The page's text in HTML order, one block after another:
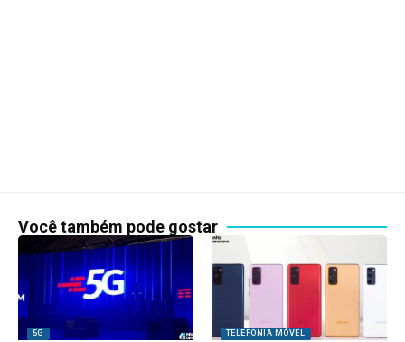
Você também pode gostar
5G TELEFONIA MÓVEL